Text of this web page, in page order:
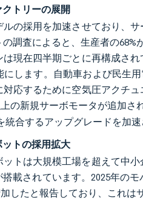
トリーの展開
の採用を加速させており、
調査によると、生産者の
現在四半期ごとに再構成さ
します。自動車および民生
応するために空気圧アクチ
の新規サーボモータが追加さ
合するアップグレードを加
トの採用拡大
トは大規模工場を超えて中
載されています。2025年の
したと報告しており、これ